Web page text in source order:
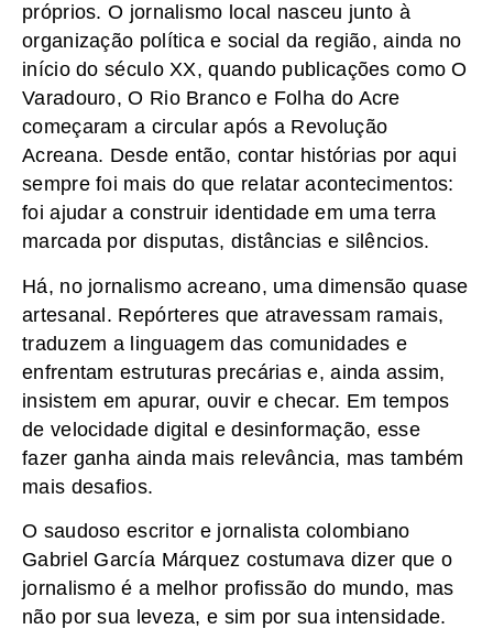
próprios. O jornalismo local nasceu junto à
organização política e social da região, ainda no
início do século XX, quando publicações como O
Varadouro, O Rio Branco e Folha do Acre
começaram a circular após a Revolução
Acreana. Desde então, contar histórias por aqui
sempre foi mais do que relatar acontecimentos:
foi ajudar a construir identidade em uma terra
marcada por disputas, distâncias e silêncios.
Há, no jornalismo acreano, uma dimensão quase
artesanal. Repórteres que atravessam ramais,
traduzem a linguagem das comunidades e
enfrentam estruturas precárias e, ainda assim,
insistem em apurar, ouvir e checar. Em tempos
de velocidade digital e desinformação, esse
fazer ganha ainda mais relevância, mas também
mais desafios.
O saudoso escritor e jornalista colombiano
Gabriel García Márquez costumava dizer que o
jornalismo é a melhor profissão do mundo, mas
não por sua leveza, e sim por sua intensidade.